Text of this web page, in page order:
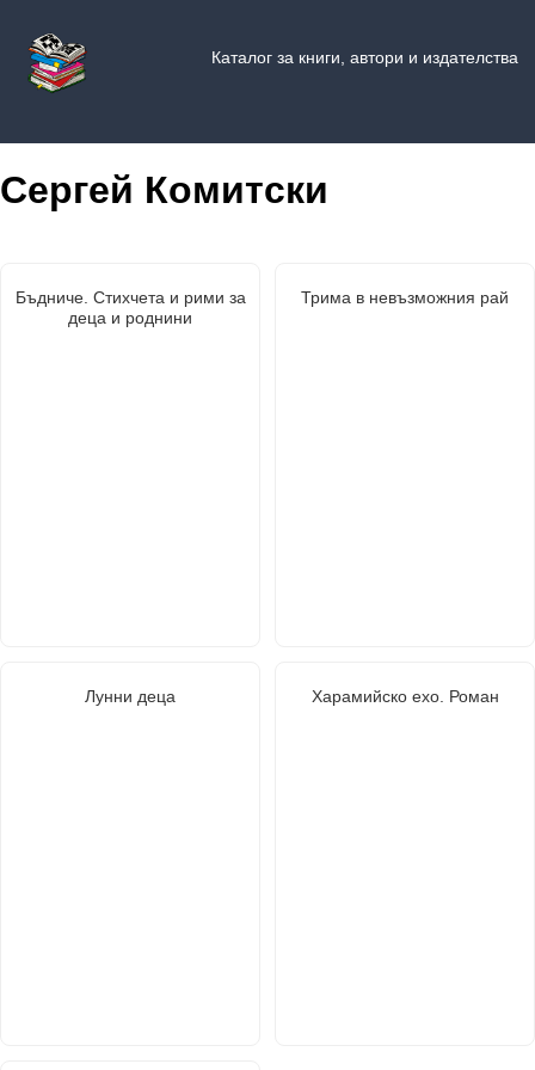
Каталог за книги, автори и издателства
Сергей Комитски
Бъдниче. Стихчета и рими за
деца и роднини
Трима в невъзможния рай
Лунни деца Харамийско ехо. Роман